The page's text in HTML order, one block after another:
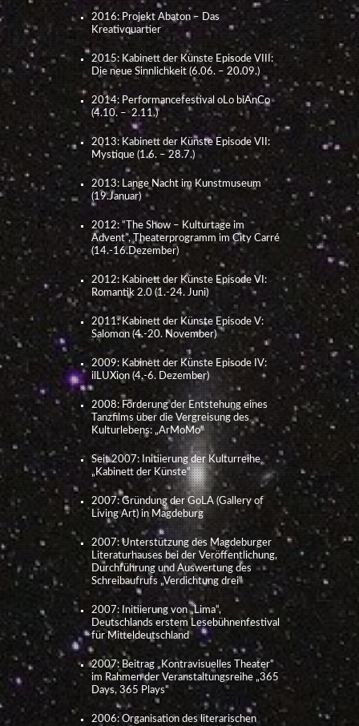
2016: Projekt Abaton – Das
Kreativquartier
2015: Kabinett der Künste Episode VIII:
Die neue Sinnlichkeit (6.06. – 20.09.)
2014: Performancefestival oLo biAnCo
(4.10. – 2.11.)
2013: Kabinett der Künste Episode VII:
Mystique (1.6. – 28.7.)
2013: Lange Nacht im Kunstmuseum
(19.Januar)
2012: “The Show – Kulturtage im
Advent”, Theaterprogramm im City Carré
(14.-16.Dezember)
2012: Kabinett der Künste Episode VI:
Romantik 2.0 (1.-24. Juni)
2011: Kabinett der Künste Episode V:
Salomon (4.-20. November)
2009: Kabinett der Künste Episode IV:
ilLUXion (4.-6. Dezember)
2008: Förderung der Entstehung eines
Tanzfilms über die Vergreisung des
Kulturlebens: „ArMoMo“
Seit 2007: Initiierung der Kulturreihe
„Kabinett der Künste“
2007: Gründung der GoLA (Gallery of
Living Art) in Magdeburg
2007: Unterstützung des Magdeburger
Literaturhauses bei der Veröffentlichung,
Durchführung und Auswertung des
Schreibaufrufs „Verdichtung drei“
2007: Initiierung von „Lima“,
Deutschlands erstem Lesebühnenfestival
für Mitteldeutschland
2007: Beitrag „Kontravisuelles Theater“
im Rahmen der Veranstaltungsreihe „365
Days, 365 Plays“
2006: Organisation des literarischen